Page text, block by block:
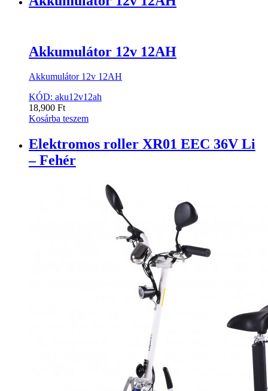
Akkumulátor 12v 12AH
Akkumulátor 12v 12AH
KÓD: aku12v12ah
18,900 Ft
Kosárba teszem
Elektromos roller XR01 EEC 36V Li
– Fehér